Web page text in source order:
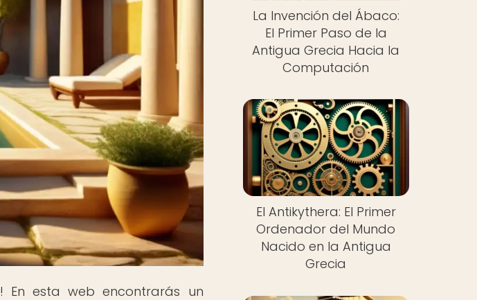
! En esta web encontrarás un
La Invención del Ábaco:
El Primer Paso de la
Antigua Grecia Hacia la
Computación
El Antikythera: El Primer
Ordenador del Mundo
Nacido en la Antigua
Grecia